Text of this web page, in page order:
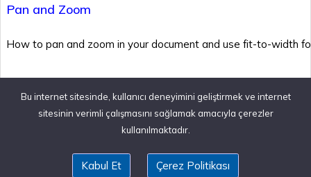
Pan and Zoom
How to pan and zoom in your document and use fit-to-width
Bu internet sitesinde, kullanıcı deneyimini geliştirmek ve internet
sitesinin verimli çalışmasını sağlamak amacıyla çerezler
kullanılmaktadır.
Kabul Et Çerez Politikası